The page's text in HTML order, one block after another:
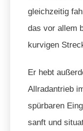
gleichzeitig
das vor allem
kurvigen
Er hebt
Allradantrieb
spürbaren
sanft und